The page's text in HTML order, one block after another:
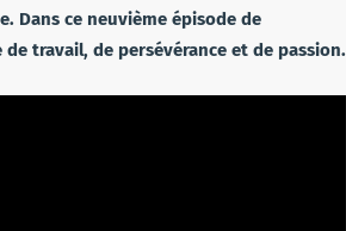
Dans ce neuvième épisode de
travail, de persévérance et de passion.